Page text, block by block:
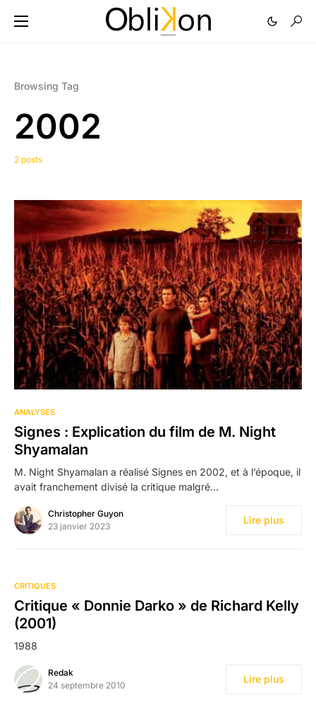
Browsing Tag
2002
2 posts
ANALYSES
Signes : Explication du film de M. Night
Shyamalan
M. Night Shyamalan a réalisé Signes en 2002, et à l’époque, il
avait franchement divisé la critique malgré…
Christopher Guyon
23 janvier 2023
Lire plus
CRITIQUES
Critique « Donnie Darko » de Richard Kelly
(2001)
1988
Redak
24 septembre 2010
Lire plus